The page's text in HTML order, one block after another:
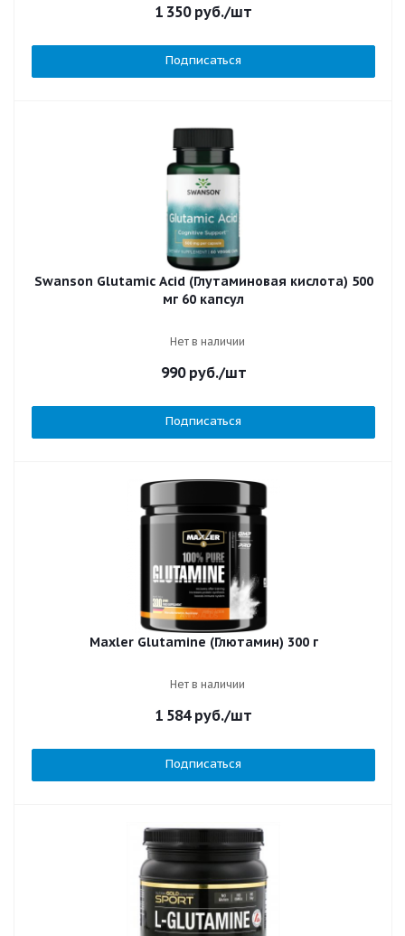
1 350руб./шт
Подписаться
Swanson Glutamic Acid (Глутаминовая кислота) 500
мг 60 капсул
Нет в наличии
990руб./шт
Подписаться
Maxler Glutamine (Глютамин) 300 г
Нет в наличии
1 584руб./шт
Подписаться